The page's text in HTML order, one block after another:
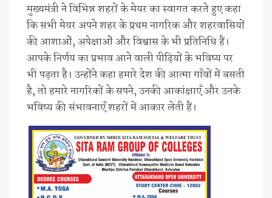
मुख्यमंत्री ने विभिन्न शहरों के मेयर का स्वागत करते हुए कहा
कि सभी मेयर अपने शहर के प्रथम नागरिक और शहरवासियों
की आशाओं, अपेक्षाओं और विश्वास के भी प्रतिनिधि हैं।
आपके निर्णय का प्रभाव आने वाली पीढ़ियों के भविष्य पर
भी पड़ता है। उन्होंने कहा हमारे देश की आत्मा गाँवों में बसती
है, तो हमारे नागरिकों के सपने, उनकी आकांक्षाएँ और उनके
भविष्य की संभावनाएँ शहरों में आकार लेती हैं।